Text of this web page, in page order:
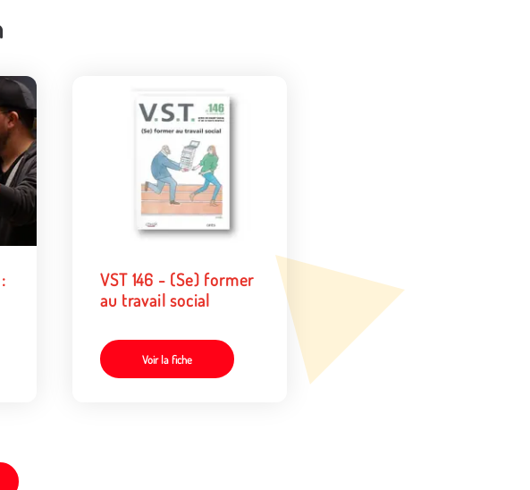
VST 146 - (Se) former
au travail social
Voir la fiche